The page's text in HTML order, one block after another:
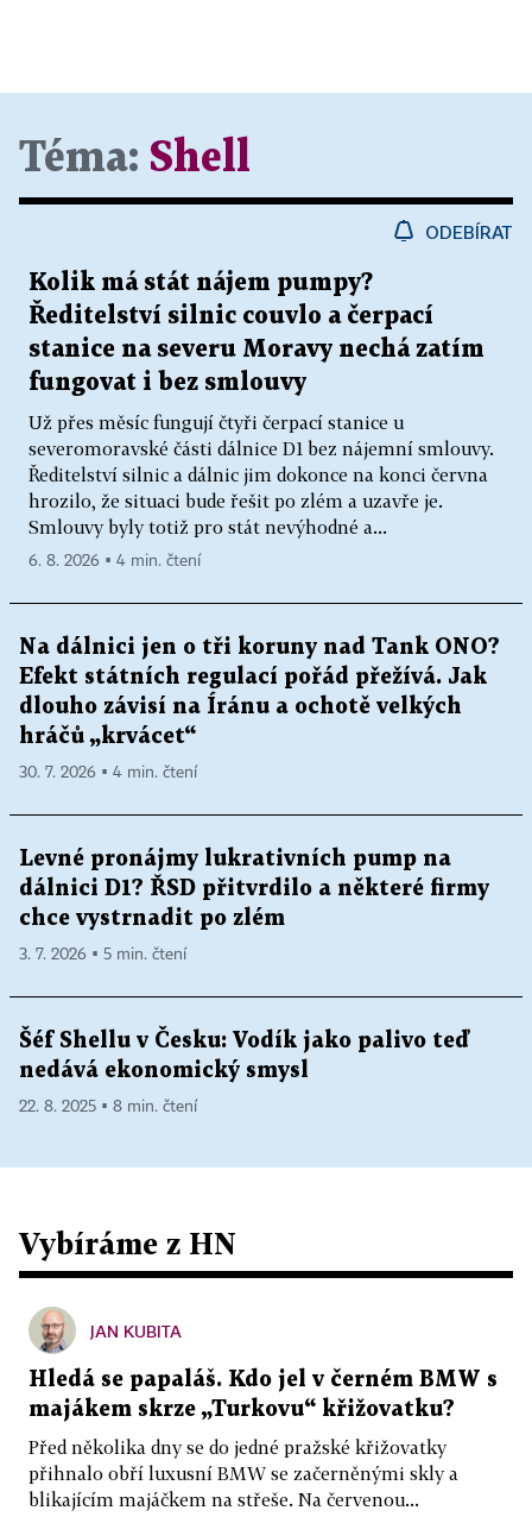
Téma: Shell
ODEBÍRAT
Kolik má stát nájem pumpy?
Ředitelství silnic couvlo a čerpací
stanice na severu Moravy nechá zatím
fungovat i bez smlouvy
Už přes měsíc fungují čtyři čerpací stanice u
severomoravské části dálnice D1 bez nájemní smlouvy.
Ředitelství silnic a dálnic jim dokonce na konci června
hrozilo, že situaci bude řešit po zlém a uzavře je.
Smlouvy byly totiž pro stát nevýhodné a...
6. 8. 2026 ▪ 4 min. čtení
Na dálnici jen o tři koruny nad Tank ONO?
Efekt státních regulací pořád přežívá. Jak
dlouho závisí na Íránu a ochotě velkých
hráčů „krvácet“
30. 7. 2026 ▪ 4 min. čtení
Levné pronájmy lukrativních pump na
dálnici D1? ŘSD přitvrdilo a některé firmy
chce vystrnadit po zlém
3. 7. 2026 ▪ 5 min. čtení
Šéf Shellu v Česku: Vodík jako palivo teď
nedává ekonomický smysl
22. 8. 2025 ▪ 8 min. čtení
Vybíráme z HN
JAN KUBITA
Hledá se papaláš. Kdo jel v černém BMW s
majákem skrze „Turkovu“ křižovatku?
Před několika dny se do jedné pražské křižovatky
přihnalo obří luxusní BMW se začerněnými skly a
blikajícím majáčkem na střeše. Na červenou...